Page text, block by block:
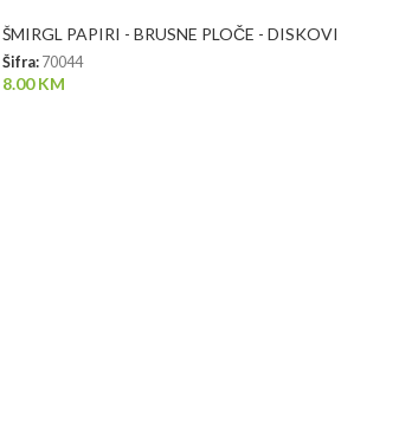
ŠMIRGL PAPIRI - BRUSNE PLOČE - DISKOVI
Šifra: 70044
8.00KM